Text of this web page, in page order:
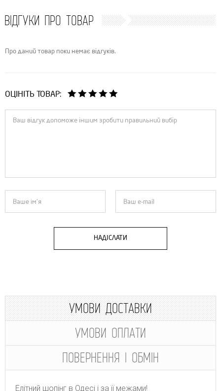
ВІДГУКИ ПРО ТОВАР
Про даний товар поки немає відгуків.
ОЦІНІТЬ ТОВАР:
НАДІСЛАТИ
УМОВИ ДОСТАВКИ
УМОВИ ОПЛАТИ
ПОВЕРНЕННЯ І ОБМІН
Елітний шопінг в Одесі і за її межами!